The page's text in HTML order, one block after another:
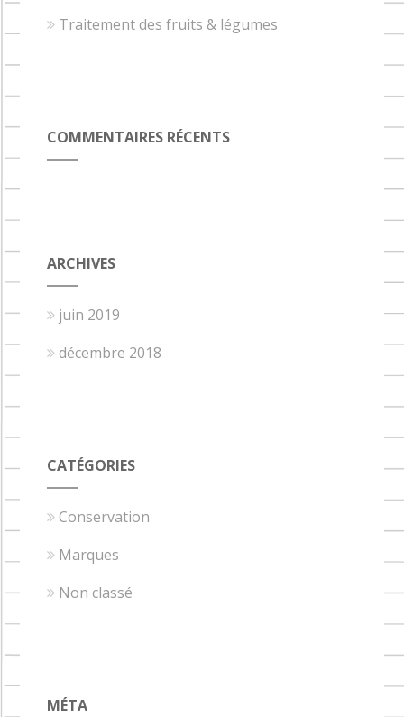
Traitement des fruits & légumes
COMMENTAIRES RÉCENTS
ARCHIVES
juin 2019
décembre 2018
CATÉGORIES
Conservation
Marques
Non classé
MÉTA